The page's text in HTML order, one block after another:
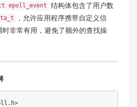
epoll_event
结构体包含了用户数
，允许应用程序携带自定义信
时非常有用，避免了额外的查找操